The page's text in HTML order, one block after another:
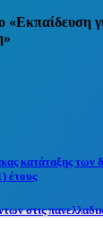
«Εκπαίδευση
κατάταξης
έτους
στις